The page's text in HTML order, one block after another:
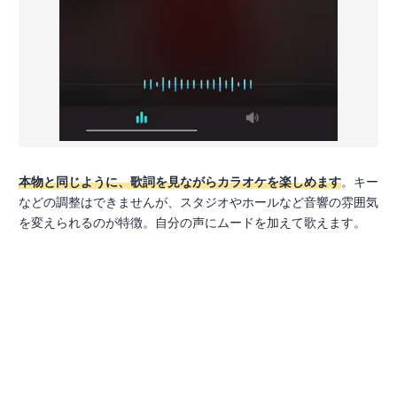
本物と同じように、歌詞を見ながらカラオケを楽しめます。キー
などの調整はできませんが、スタジオやホールなど音響の雰囲気
を変えられるのが特徴。自分の声にムードを加えて歌えます。